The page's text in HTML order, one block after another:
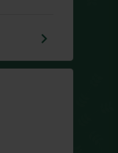
keyboard_arrow_right